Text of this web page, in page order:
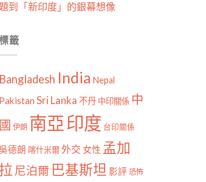
到「新印度」的銀幕想像
籤
Bangladesh India Nepal
Pakistan Sri Lanka 不丹 中印關係 中
國 伊朗 南亞印度 台印關係
德朗 喀什米爾外交 女性 孟加
拉 尼泊爾 巴基斯坦 影評 恐怖